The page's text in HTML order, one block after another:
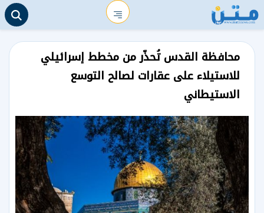
محافظة القدس تُحذّر من مخطط إسرائيلي
للاستيلاء على عقارات لصالح التوسع
الاستيطاني